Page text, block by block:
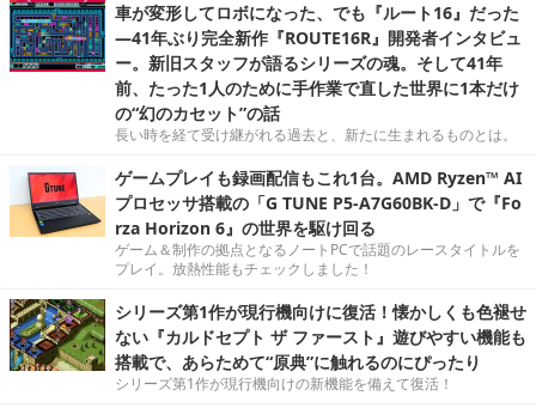
車が変形してロボになった、でも『ルート16』だった
―41年ぶり完全新作『ROUTE16R』開発者インタビュ
ー。新旧スタッフが語るシリーズの魂。そして41年
前、たった1人のために手作業で直した世界に1本だけ
の“幻のカセット”の話
長い時を経て受け継がれる過去と、新たに生まれるものとは。
ゲームプレイも録画配信もこれ1台。AMD Ryzen™ AI
プロセッサ搭載の「G TUNE P5-A7G60BK-D」で『Fo
rza Horizon 6』の世界を駆け回る
ゲーム＆制作の拠点となるノートPCで話題のレースタイトルを
プレイ。放熱性能もチェックしました！
シリーズ第1作が現行機向けに復活！懐かしくも色褪せ
ない『カルドセプト ザ ファースト』遊びやすい機能も
搭載で、あらためて“原典”に触れるのにぴったり
シリーズ第1作が現行機向けの新機能を備えて復活！